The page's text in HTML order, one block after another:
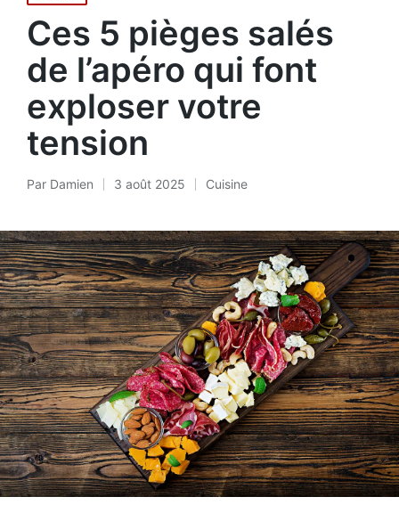
in
Ces 5 pièges salés
de l’apéro qui font
exploser votre
tension
Posté
Par Damien 3 août 2025
Posted
Cuisine